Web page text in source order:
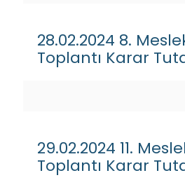
28.02.2024 8.
Toplantı Karar
29.02.2024 11.
Toplantı Karar